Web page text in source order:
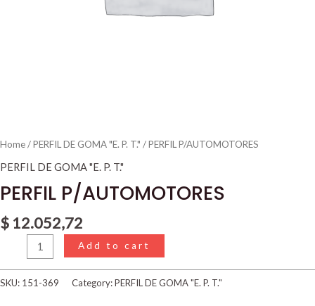
Home/PERFIL DE GOMA "E. P. T." / PERFIL P/AUTOMOTORES
PERFIL DE GOMA "E. P. T."
PERFIL P/AUTOMOTORES
$ 12.052,72
Add to cart
SKU: 151-369 Category:PERFIL DE GOMA "E. P. T."